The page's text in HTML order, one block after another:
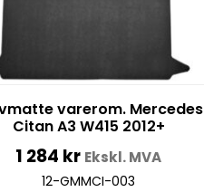
varerom. Mercedes
Citan A3 W415 2012+
1 284 kr Ekskl. MVA
12-GMMCI-003